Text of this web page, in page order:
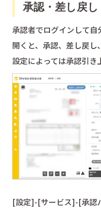
承認・差し戻し
承認者でログインして
開くと、承認、差し戻し
設定によっては承認引き
[設定]-[サービス]-[承認